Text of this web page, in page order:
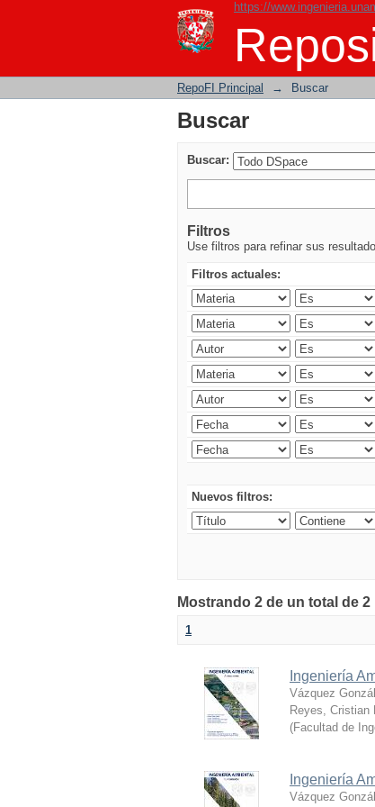
https://
Buscar
RepoFI Principal → Buscar
Buscar
Buscar:
Filtros
Use filtros para refinar sus
Filtros actuales:
Nuevos filtros:
Mostrando 2 de un total de
1
Ingeniería
Vázquez
Reyes, Cristian
(Facultad de
Ingeniería
Vázquez